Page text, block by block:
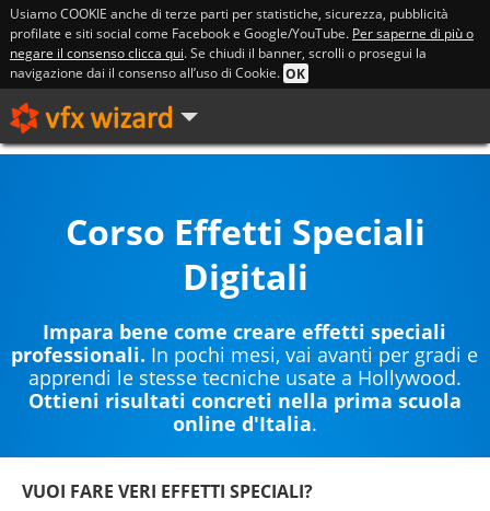
Usiamo COOKIE anche di terze parti per statistiche, sicurezza, pubblicità
profilate e siti social come Facebook e Google/YouTube. Per saperne di più o
negare il consenso clicca qui. Se chiudi il banner, scrolli o prosegui la
navigazione dai il consenso all’uso di Cookie. OK
Corso Effetti Speciali
Digitali
Impara bene come creare effetti speciali
professionali. In pochi mesi, vai avanti per gradi e
apprendi le stesse tecniche usate a Hollywood.
Ottieni risultati concreti nella prima scuola
online d'Italia.
VUOI FARE VERI EFFETTI SPECIALI?